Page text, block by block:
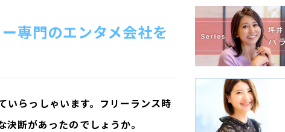
専門のエンタメ会社を
いらっしゃいます。フリーランス時
断があったのでしょうか。